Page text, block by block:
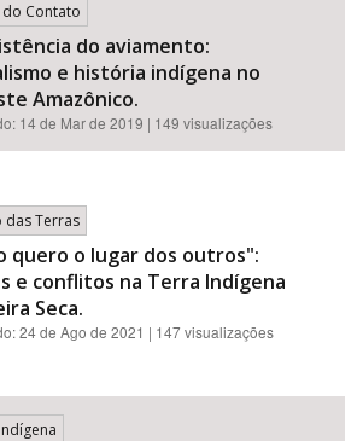
Contato
do aviamento:
e história indígena no
Amazônico.
14 de Mar de 2019 | 149 visualizações
das Terras
quero o lugar dos outros":
e conflitos na Terra Indígena
Seca.
24 de Ago de 2021 | 147 visualizações